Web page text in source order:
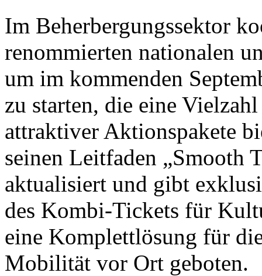
Im Beherbergungssektor
renommierten nationalen
um im kommenden
zu starten, die eine
attraktiver Aktionspakete
seinen Leitfaden „Smooth
aktualisiert und gibt
des Kombi-Tickets für
eine Komplettlösung für
Mobilität vor Ort geboten.